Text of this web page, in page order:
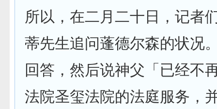
所以，在二月二十日，记者
蒂先生追问蓬德尔森的状况
回答，然后说神父「已经不
法院圣玺法院的法庭服务，